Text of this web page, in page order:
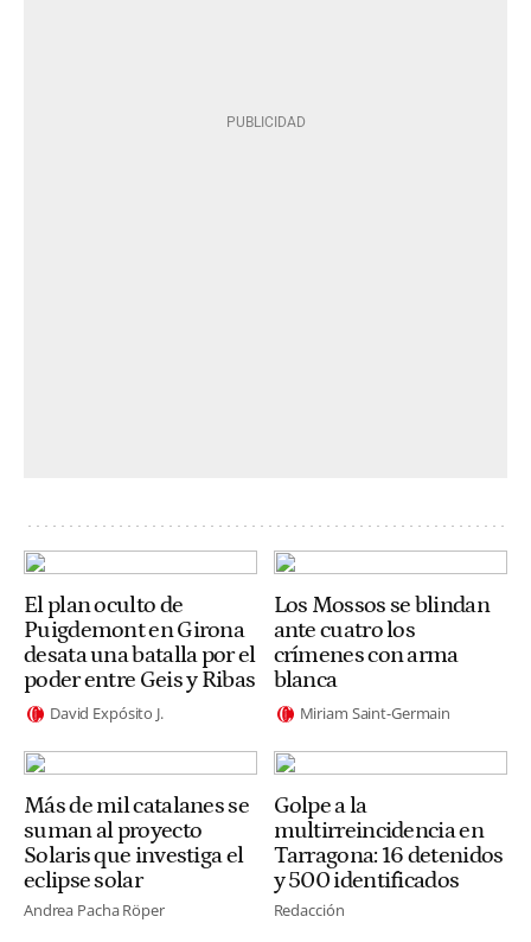
El plan oculto de
Puigdemont en Girona
desata una batalla por el
poder entre Geis y Ribas
David Expósito J.
Los Mossos se blindan
ante cuatro los
crímenes con arma
blanca
Miriam Saint-Germain
Más de mil catalanes se
suman al proyecto
Solaris que investiga el
eclipse solar
Andrea Pacha Röper
Golpe a la
multirreincidencia en
Tarragona: 16 detenidos
y 500 identificados
Redacción